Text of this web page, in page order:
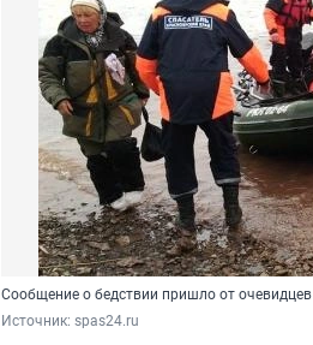
Сообщение о бедствии пришло от очевидцев
Источник: spas24.ru